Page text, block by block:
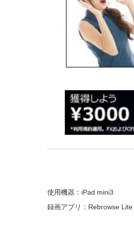
使用機器：iPad mini3
録画アプリ：Rebrowse Lite